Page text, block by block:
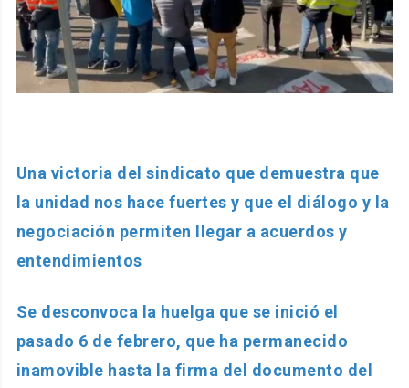
Una victoria del sindicato que demuestra que
la unidad nos hace fuertes y que el diálogo y la
negociación permiten llegar a acuerdos y
entendimientos
Se desconvoca la huelga que se inició el
pasado 6 de febrero, que ha permanecido
inamovible hasta la firma del documento del